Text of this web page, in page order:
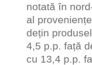
notată în
al
dețin
4,5 p.p. față
cu 13,4 p.p.